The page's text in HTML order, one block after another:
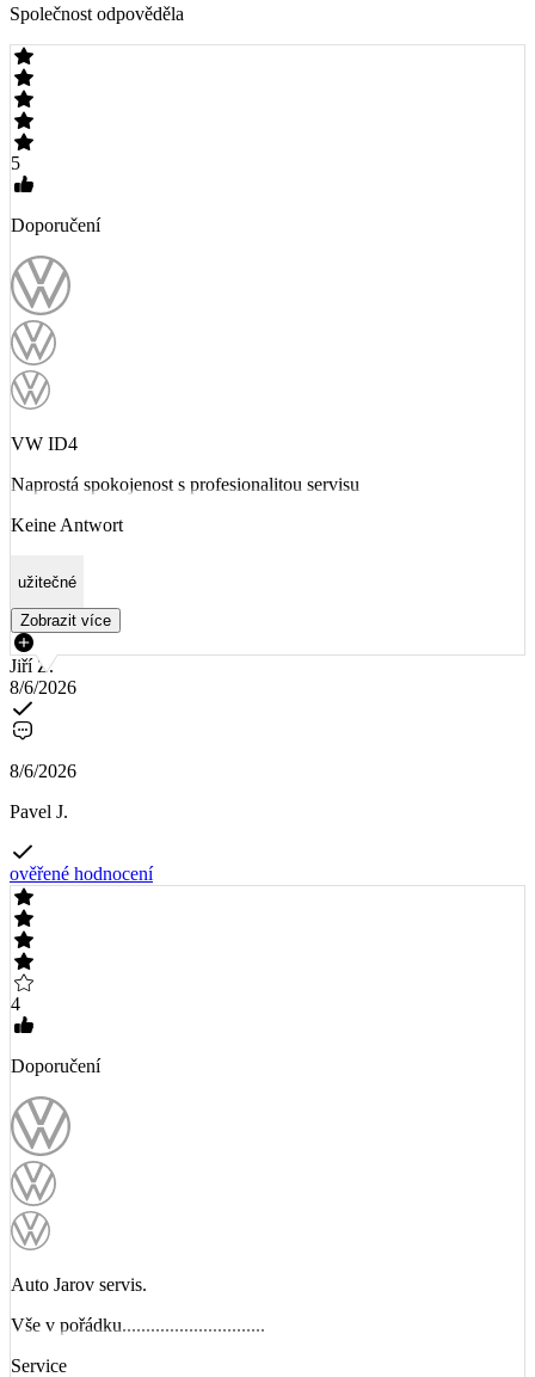
Společnost odpověděla
5
Doporučení
VW ID4
Naprostá spokojenost s profesionalitou servisu
Keine Antwort
užitečné
Zobrazit více
Jiří Z.
8/6/2026
8/6/2026
Pavel J.
ověřené hodnocení
4
Doporučení
Auto Jarov servis.
Vše v pořádku..............................
Service